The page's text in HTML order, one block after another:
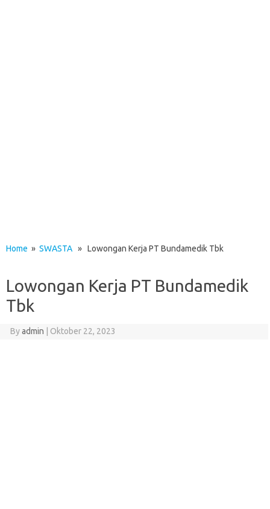
Home » SWASTA » Lowongan Kerja PT Bundamedik Tbk
Lowongan Kerja PT Bundamedik
Tbk
Byadmin Oktober 22, 2023